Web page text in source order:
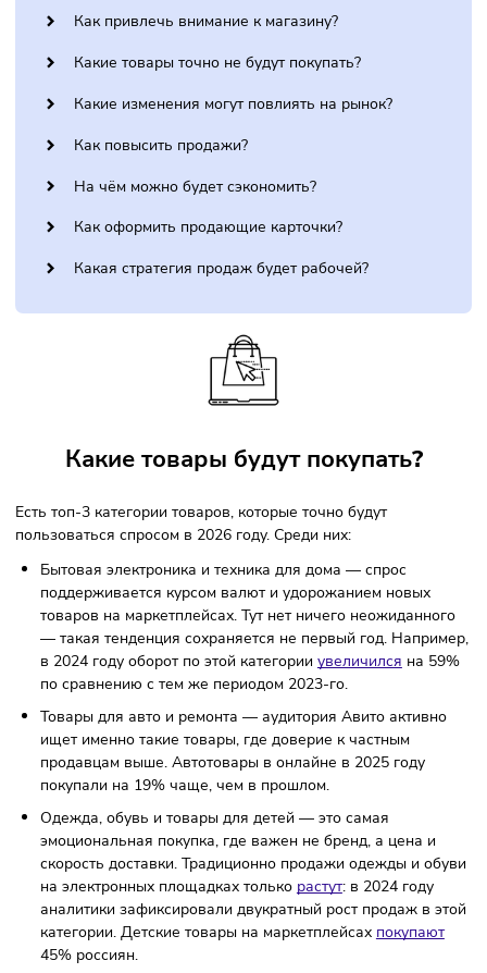
Какие товары будут покупать?
Как отстраиваться от конкурентов?
Что станет с числом продавцов?
Как привлечь внимание к магазину?
Какие товары точно не будут покупать?
Какие изменения могут повлиять на рынок?
На чём можно будет сэкономить?
Как оформить продающие карточки?
Какие товары будут покупать?
Есть топ-3 категории товаров, которые точно будут
пользоваться спросом в 2026 году. Среди них:
Бытовая электроника и техника для дома — спрос
поддерживается курсом валют и удорожанием новых
товаров на маркетплейсах. Тут нет ничего
— такая тенденция сохраняется не первый год.
в 2024 году оборот по этой категорииувеличилсяна
по сравнению с тем же периодом 2023-го.
Товары для авто и ремонта — аудитория Авито
ищет именно такие товары, где доверие к частным